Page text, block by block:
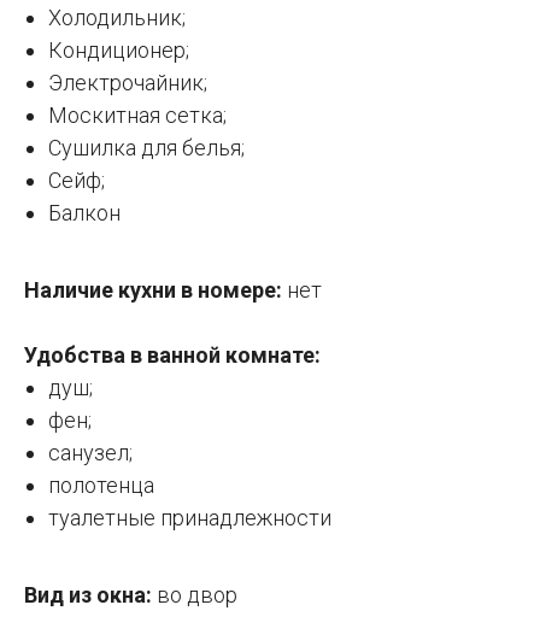
Холодильник;
Кондиционер;
Электрочайник;
Москитная сетка;
Сушилка для белья;
Сейф;
Балкон
Наличие кухни в номере: нет
Удобства в ванной комнате:
душ;
фен;
санузел;
полотенца
туалетные принадлежности
Вид из окна: во двор